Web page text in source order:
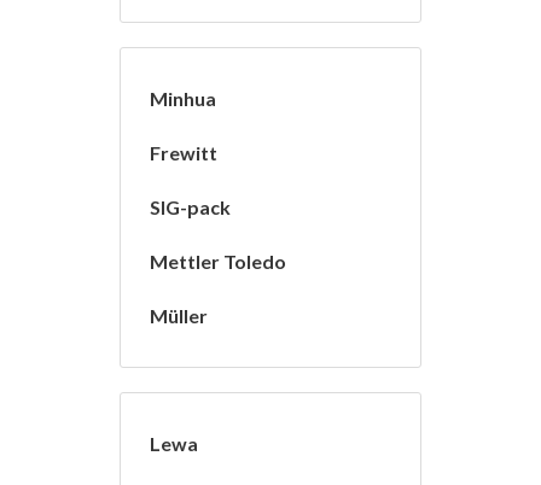
Minhua
Frewitt
SIG-pack
Mettler Toledo
Müller
Lewa